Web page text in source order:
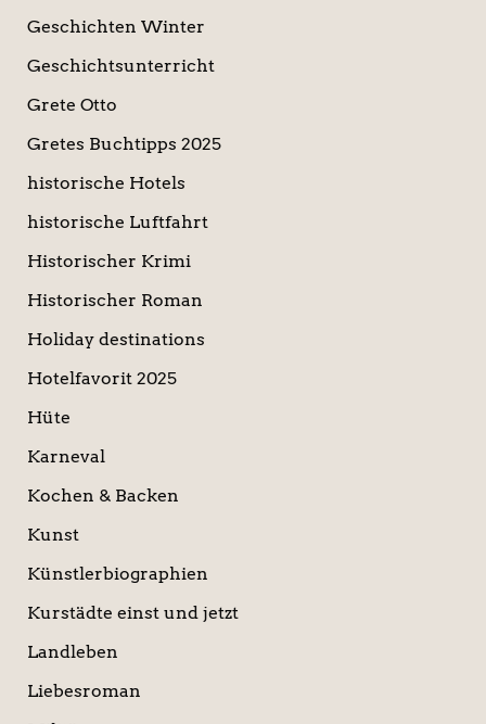
Geschichten Winter
Geschichtsunterricht
Grete Otto
Gretes Buchtipps 2025
historische Hotels
historische Luftfahrt
Historischer Krimi
Historischer Roman
Holiday destinations
Hotelfavorit 2025
Hüte
Karneval
Kochen & Backen
Kunst
Künstlerbiographien
Kurstädte einst und jetzt
Landleben
Liebesroman